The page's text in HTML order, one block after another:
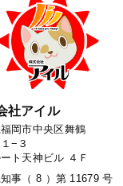
社アイル
岡市中央区舞鶴
−３
ト天神ビル ４Ｆ
事（ 8 ）第 11679 号